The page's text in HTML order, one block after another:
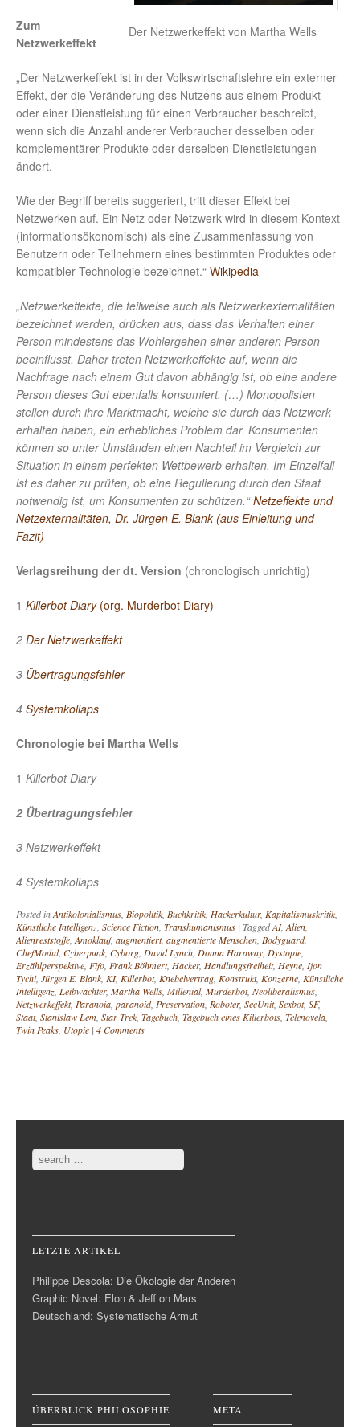
Der Netzwerkeffekt von Martha Wells
Zum
Netzwerkeffekt
„Der Netzwerkeffekt ist in der Volkswirtschaftslehre ein externer
Effekt, der die Veränderung des Nutzens aus einem Produkt
oder einer Dienstleistung für einen Verbraucher beschreibt,
wenn sich die Anzahl anderer Verbraucher desselben oder
komplementärer Produkte oder derselben Dienstleistungen
ändert.
Wie der Begriff bereits suggeriert, tritt dieser Effekt bei
Netzwerken auf. Ein Netz oder Netzwerk wird in diesem Kontext
(informationsökonomisch) als eine Zusammenfassung von
Benutzern oder Teilnehmern eines bestimmten Produktes oder
kompatibler Technologie bezeichnet.“ Wikipedia
„Netzwerkeffekte, die teilweise auch als Netzwerkexternalitäten
bezeichnet werden, drücken aus, dass das Verhalten einer
Person mindestens das Wohlergehen einer anderen Person
beeinflusst. Daher treten Netzwerkeffekte auf, wenn die
Nachfrage nach einem Gut davon abhängig ist, ob eine andere
Person dieses Gut ebenfalls konsumiert. (…) Monopolisten
stellen durch ihre Marktmacht, welche sie durch das Netzwerk
erhalten haben, ein erhebliches Problem dar. Konsumenten
können so unter Umständen einen Nachteil im Vergleich zur
Situation in einem perfekten Wettbewerb erhalten. Im Einzelfall
ist es daher zu prüfen, ob eine Regulierung durch den Staat
notwendig ist, um Konsumenten zu schützen.“Netzeffekte und
Netzexternalitäten, Dr. Jürgen E. Blank (aus Einleitung und
Fazit)
Verlagsreihung der dt. Version (chronologisch unrichtig)
1 Killerbot Diary(org. Murderbot Diary)
2 Der Netzwerkeffekt
3 Übertragungsfehler
4 Systemkollaps
Chronologie bei Martha Wells
1 Killerbot Diary
2 Übertragungsfehler
3 Netzwerkeffekt
4 Systemkollaps
Posted inAntikolonialismus, Biopolitik, Buchkritik, Hackerkultur, Kapitalismuskritik,
Künstliche Intelligenz, Science Fiction, Transhumanismus | TaggedAI,Alien,
Alienreststoffe,Amoklauf, augmentiert, augmentierte Menschen, Bodyguard,
ChefModul, Cyberpunk, Cyborg, David Lynch, Donna Haraway, Dystopie,
Erzählperspektive, Fifo, Frank Böhmert, Hacker, Handlungsfreiheit, Heyne, Ijon
Tychi, Jürgen E. Blank, KI, Killerbot, Knebelvertrag, Konstrukt, Konzerne, Künstliche
Intelligenz, Leibwächter, Martha Wells, Millenial, Murderbot, Neoliberalismus,
Netzwerkeffekt, Paranoia, paranoid, Preservation, Roboter, SecUnit, Sexbot, SF,
Staat, Stanislaw Lem, Star Trek, Tagebuch, Tagebuch eines Killerbots, Telenovela,
Twin Peaks, Utopie | 4 Comments
Post navigation
Search
LETZTE ARTIKEL
Philippe Descola: Die Ökologie der Anderen
Graphic Novel: Elon & Jeff on Mars
Deutschland: Systematische Armut
ÜBERBLICK PHILOSOPHIE META